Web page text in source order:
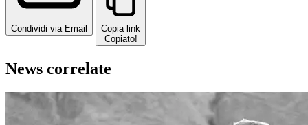
Condividi via Email
Copia link
Copiato!
News correlate